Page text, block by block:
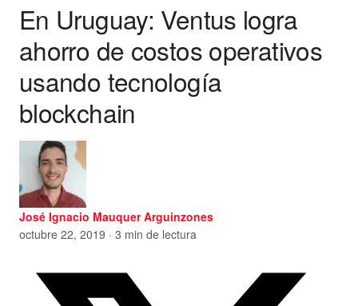
En Uruguay: Ventus logra
ahorro de costos operativos
usando tecnología
blockchain
José Ignacio Mauquer Arguinzones
octubre 22, 2019 · 3 min de lectura